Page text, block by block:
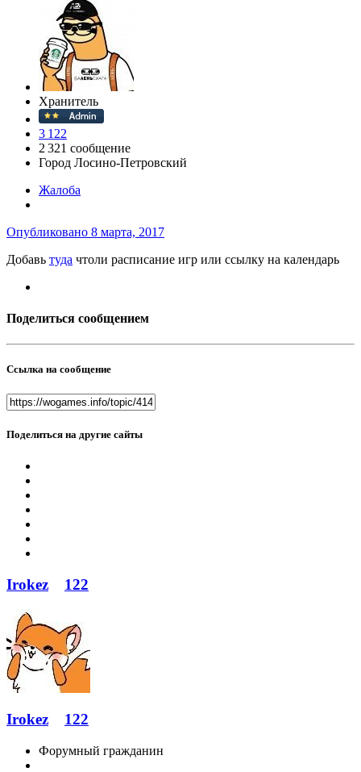
Хранитель
3 122
2 321 сообщение
Город Лосино-Петровский
Жалоба
Опубликовано 8 марта, 2017
Добавь туда чтоли расписание игр или ссылку на календарь
Поделиться сообщением
Ссылка на сообщение
Поделиться на другие сайты
Irokez 122
Irokez 122
Форумный гражданин